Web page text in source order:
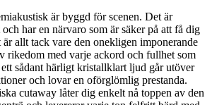
är byggd för scenen. Det är
har en närvaro som är säker på att få dig
allt tack vare den onekligen imponerande
rikedom med varje ackord och fullhet som
sådant härligt kristallklart ljud går utöver
och lovar en oförglömlig prestanda.
cutaway låter dig enkelt nå toppen av den